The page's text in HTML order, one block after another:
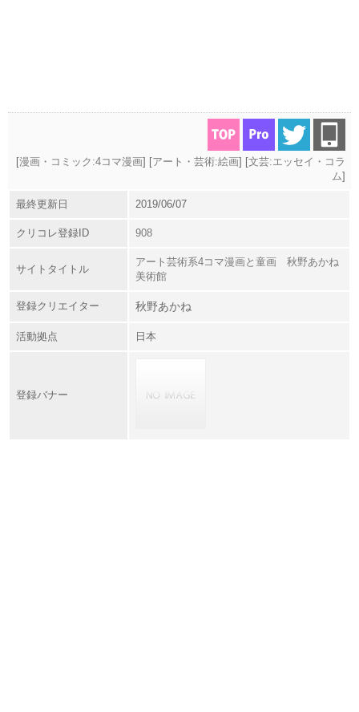
[漫画・コミック:4コマ漫画] [アート・芸術:絵画] [文芸:エッセイ・コラ
ム]
最終更新日 2019/06/07
クリコレ登録ID 908
サイトタイトル
アート芸術系4コマ漫画と童画 秋野あかね
美術館
登録クリエイター 秋野あかね
活動拠点 日本
登録バナー